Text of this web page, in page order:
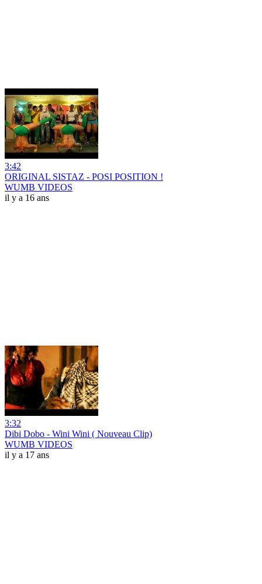
3:42
ORIGINAL SISTAZ - POSI POSITION !
WUMB VIDEOS
il y a 16 ans
3:32
Dibi Dobo - Wini Wini ( Nouveau Clip)
WUMB VIDEOS
il y a 17 ans